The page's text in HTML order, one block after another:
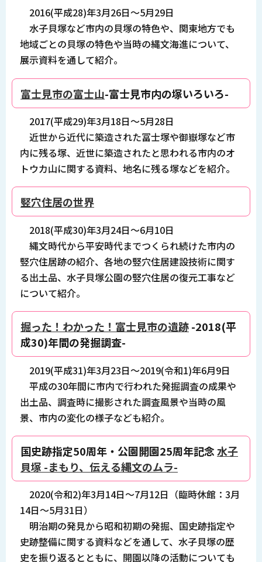
2016(平成28)年3月26日～5月29日
水子貝塚など市内の貝塚の特色や、関東地方でも
地域ごとの貝塚の特色や当時の縄文海進について、
展示資料を通して紹介。
富士見市の富士山-富士見市内の塚いろいろ-
2017(平成29)年3月18日～5月28日
近世から近代に築造された冨士塚や御嶽塚など市
内に残る塚、近世に築造されたと思われる市内のオ
トウカ山に関する資料、地名に残る塚などを紹介。
竪穴住居の世界
2018(平成30)年3月24日～6月10日
縄文時代から平安時代までつくられ続けた市内の
竪穴住居跡の紹介、各地の竪穴住居建設技術に関す
る出土品、水子貝塚公園の竪穴住居の復元工事など
について紹介。
掘った！わかった！富士見市の遺跡-2018(平
成30)年間の発掘調査-
2019(平成31)年3月23日～2019(令和1)年6月9日
平成の30年間に市内で行われた発掘調査の成果や
出土品、調査時に撮影された調査風景や当時の風
景、市内の変化の様子なども紹介。
国史跡指定50周年・公園開園25周年記念水子
貝塚 -まもり、伝える縄文のムラ-
2020(令和2)年3月14日～7月12日（臨時休館：3月
14日～5月31日）
明治期の発見から昭和初期の発掘、国史跡指定や
史跡整備に関する資料などを通して、水子貝塚の歴
史を振り返るとともに、開園以降の活動についても